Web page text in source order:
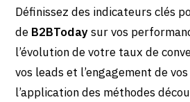
Définissez des indicateurs clés
de B2BTodaysur vos
l’évolution de votre taux de
vos leads et l’engagement de
l’application des méthodes